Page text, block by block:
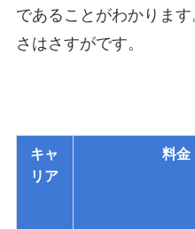
であることがわかりま
さはさすがです。
キャ
リア
料金